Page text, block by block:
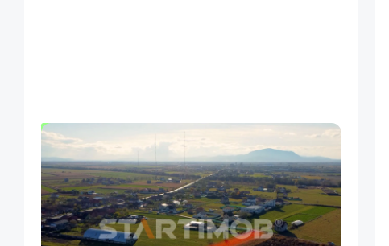
OFERTA NOUA
Teren intravilan in localitatea Bod
Bod
3000
m²
Intravilan
Clasificare teren